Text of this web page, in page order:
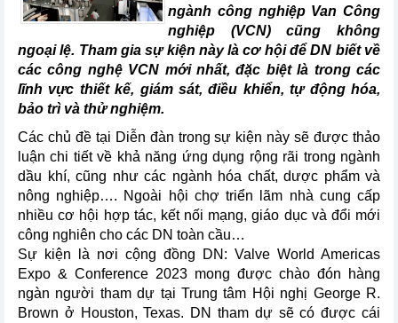
ngành công nghiệp Van Công
nghiệp (VCN) cũng không
ngoại lệ. Tham gia sự kiện này là cơ hội để DN biết về
các công nghệ VCN mới nhất, đặc biệt là trong các
lĩnh vực thiết kế, giám sát, điều khiển, tự động hóa,
bảo trì và thử nghiệm.
Các chủ đề tại Diễn đàn trong sự kiện này sẽ được thảo
luận chi tiết về khả năng ứng dụng rộng rãi trong ngành
dầu khí, cũng như các ngành hóa chất, dược phẩm và
nông nghiệp…. Ngoài hội chợ triển lãm nhà cung cấp
nhiều cơ hội hợp tác, kết nối mạng, giáo dục và đổi mới
công nghiên cho các DN toàn cầu…
Sự kiện là nơi cộng đồng DN: Valve World Americas
Expo & Conference 2023 mong được chào đón hàng
ngàn người tham dự tại Trung tâm Hội nghị George R.
Brown ở Houston, Texas. DN tham dự sẽ có được cái